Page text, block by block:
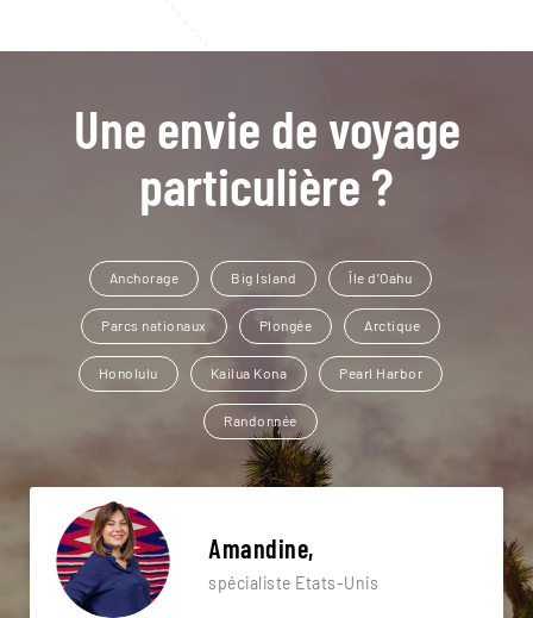
Une envie de voyage
particulière ?
Anchorage Big Island Île d’Oahu
Parcs nationaux Plongée Arctique
Honolulu Kailua Kona Pearl Harbor
Randonnée
Amandine,
spécialiste Etats-Unis